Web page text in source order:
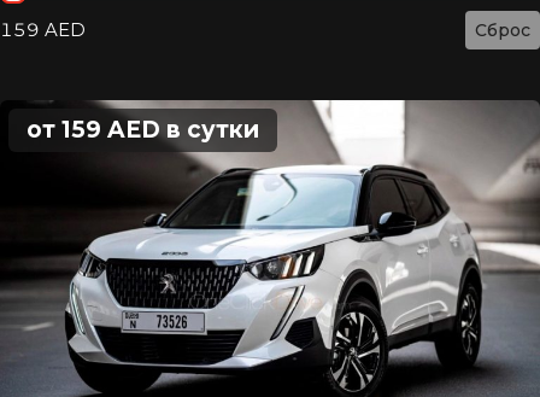
159 AED Сброс
от 159 AED в сутки